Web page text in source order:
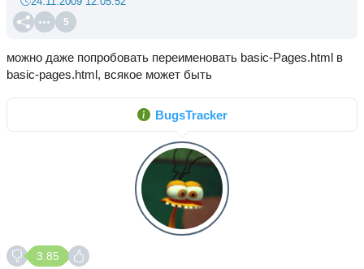
5
можно даже попробовать переименовать basic-Pages.html в
basic-pages.html, всякое может быть
BugsTracker
3.85